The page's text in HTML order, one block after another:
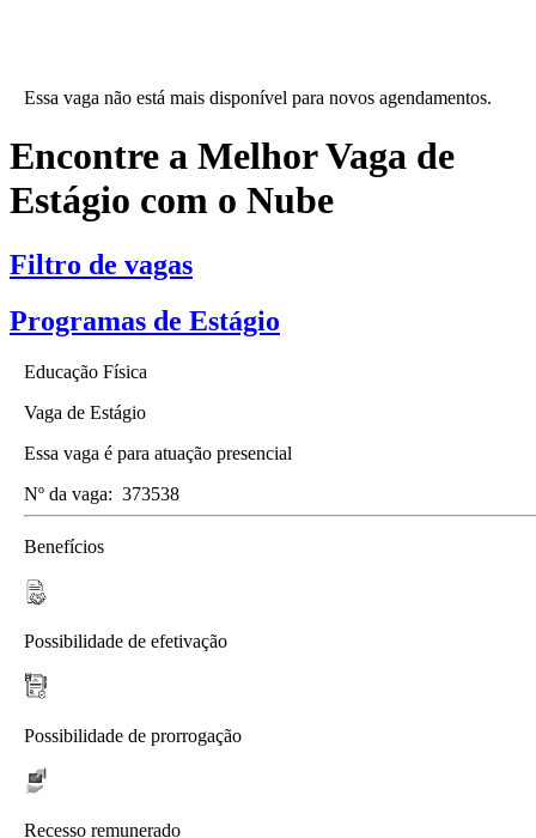
Essa vaga não está mais disponível para novos agendamentos.
Encontre a Melhor Vaga de
Estágio com o Nube
Filtro de vagas
Programas de Estágio
Educação Física
Vaga de Estágio
Essa vaga é para atuação presencial
Nº da vaga: 373538
Benefícios
Possibilidade de efetivação
Possibilidade de prorrogação
Recesso remunerado